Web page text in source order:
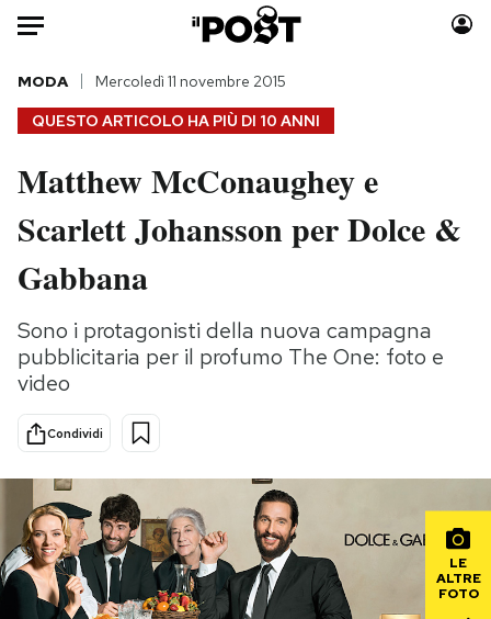
Auto
HOME
Italia
Politica
Tecnologia
Scienza
Sport
Moda
Consumismi
Media
PODCAST
NEWSLETTER
QUESTO ARTICOLO HA PIÙ DI 10 ANNI
MODA Mercoledì 11 novembre 2015
Matthew McConaughey e
Scarlett Johansson per Dolce &
Gabbana
Sono i protagonisti della nuova campagna
pubblicitaria per il profumo The One: foto e
video
Condividi
LE
ALTRE
FOTO